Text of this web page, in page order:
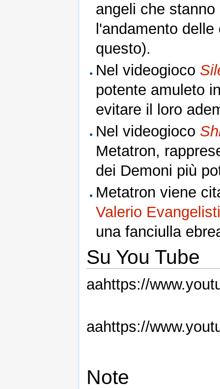
angeli che
l'andamento
questo).
Nel videogioco
potente amuleto
evitare il loro
Nel videogioco
Metatron,
dei Demoni più
Metatron viene
Valerio
una fanciulla
Su You Tube
aahttps://
aahttps://
Note